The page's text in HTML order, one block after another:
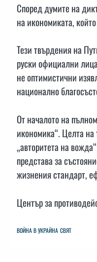
Според думите на
на икономиката,
Тези твърдения на
руски официални
не оптимистични
национално
От началото на
икономика“. Целта на
„авторитета на
представа за
жизнения стандарт,
Център за
ВОЙНА В УКРАЙНА СВЯТ